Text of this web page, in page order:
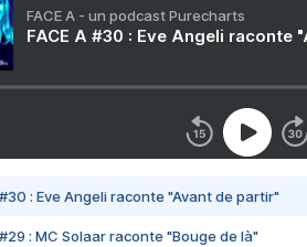
FACE A - un podcast Purecharts
FACE A #30 : Eve Angeli raconte
#30 : Eve Angeli raconte "Avant de partir"
#29 : MC Solaar raconte "Bouge de là"